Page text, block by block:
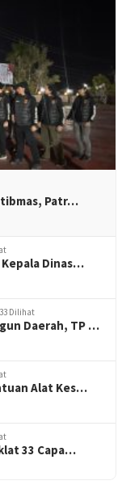
Patr…
Dinas…
Dilihat
Daerah, TP …
Alat Kes…
33 Capa…